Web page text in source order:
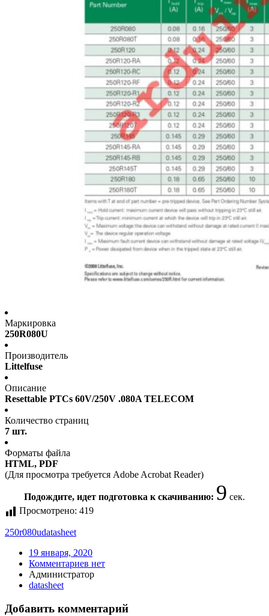
Маркировка
250R080U
Производитель
Littelfuse
Описание
Resettable PTCs 60V/250V .080A TELECOM
Количество страниц
7 шт.
Форматы файла
HTML, PDF
(Для просмотра требуется Adobe Acrobat Reader)
Подождите, идет подготовка к скачиванию: 9 сек.
Просмотрено: 419
250r080udatasheet
19 января, 2020
Комментариев нет
Администратор
datasheet
Добавить комментарий